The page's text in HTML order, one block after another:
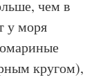
чем в
у моря
кругом),